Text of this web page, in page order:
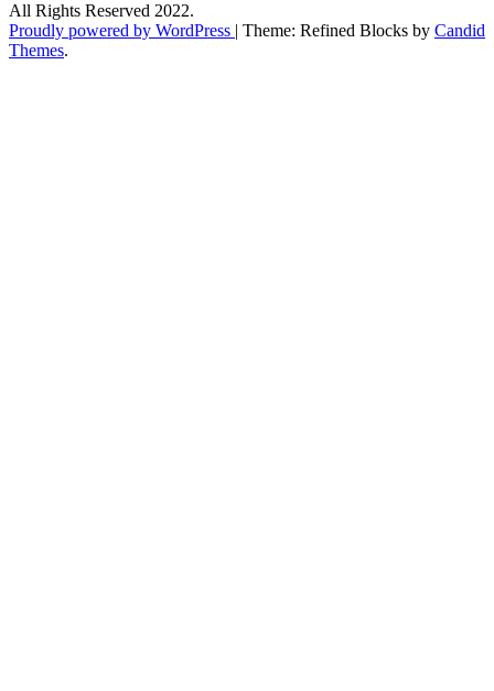
All Rights Reserved 2022.
Proudly powered by WordPress | Theme: Refined Blocks by Candid
Themes.